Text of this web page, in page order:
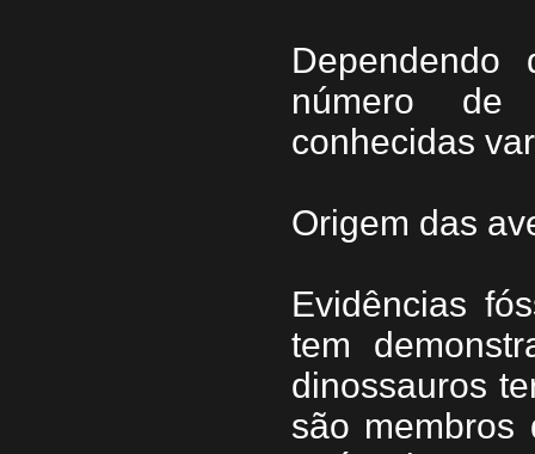
número de
conhecidas
Origem das
Evidências
tem
dinossauros
são membros